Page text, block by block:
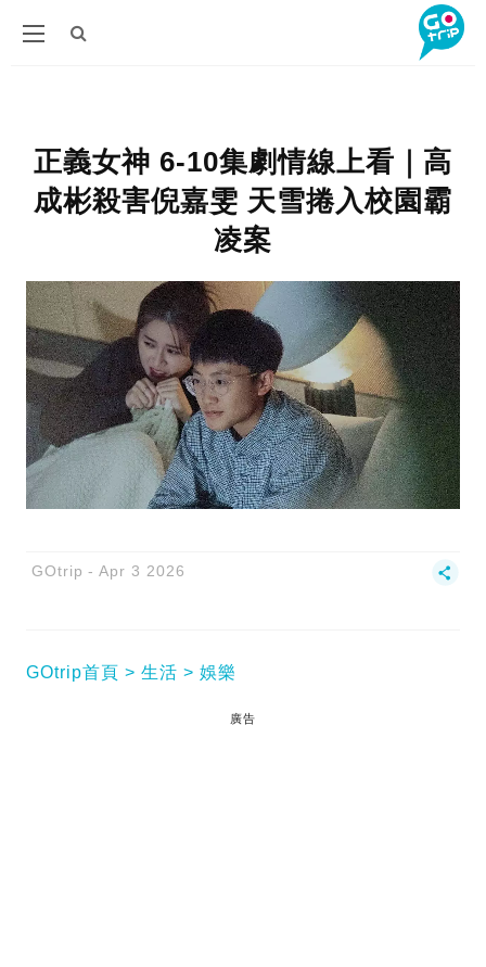
正義女神 6-10集劇情線上看｜高
成彬殺害倪嘉雯 天雪捲入校園霸
凌案
GOtrip Apr 3 2026
GOtrip首頁 生活 娛樂
廣告